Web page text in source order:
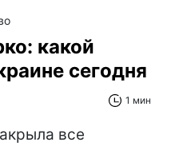
какой
сегодня
1 мин
все